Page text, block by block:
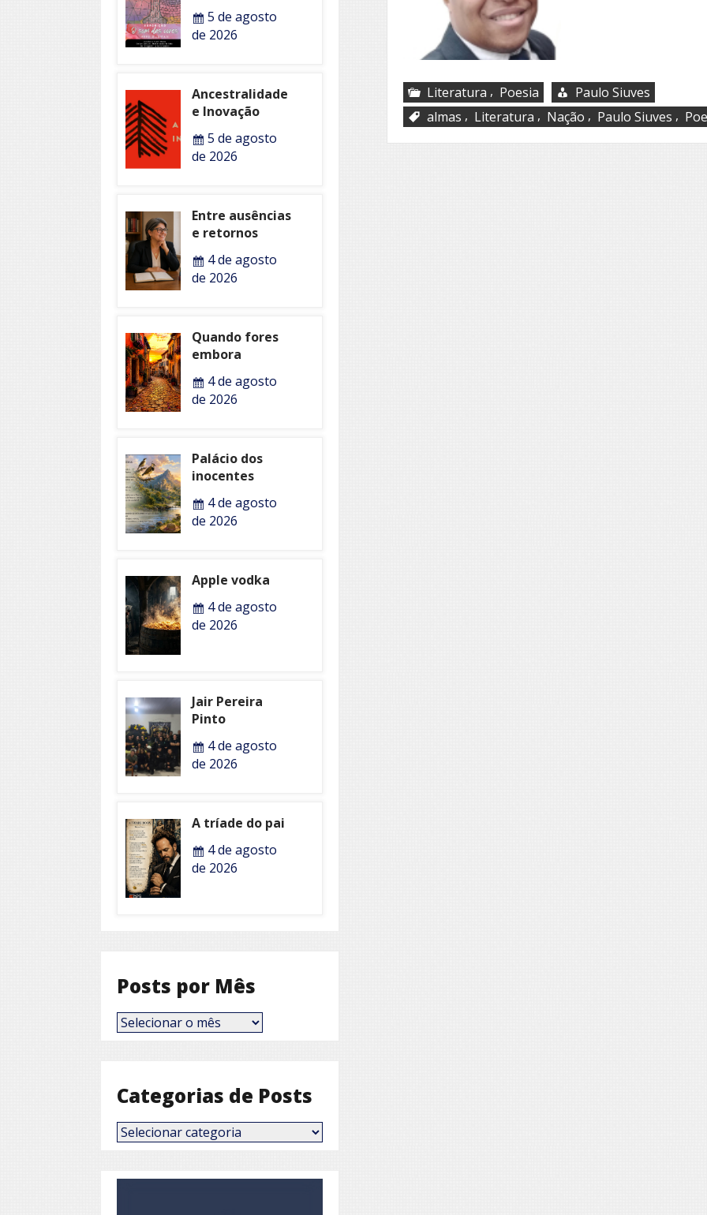
Literatura , Poesia
Paulo Siuves
almas , Literatura , Nação , Paulo Siuves ,
5 de agosto
de 2026
Ancestralidade
e Inovação
5 de agosto
de 2026
Entre ausências
e retornos
4 de agosto
de 2026
Quando fores
embora
4 de agosto
de 2026
Palácio dos
inocentes
4 de agosto
de 2026
Apple vodka
4 de agosto
de 2026
Jair Pereira
Pinto
4 de agosto
de 2026
A tríade do pai
4 de agosto
de 2026
Posts por Mês
Posts
por
Categorias de Posts
Categorias
de